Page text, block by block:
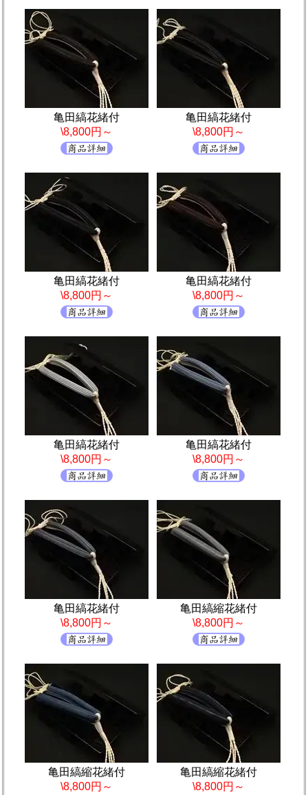
亀田縞花緒付
\8,800円～
亀田縞花緒付
\8,800円～
亀田縞花緒付
\8,800円～
亀田縞花緒付
\8,800円～
亀田縞花緒付
\8,800円～
亀田縞花緒付
\8,800円～
亀田縞花緒付
\8,800円～
亀田縞縮花緒付
\8,800円～
亀田縞縮花緒付
\8,800円～
亀田縞縮花緒付
\8,800円～